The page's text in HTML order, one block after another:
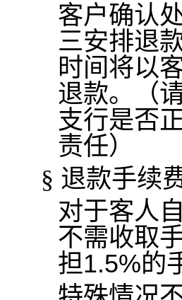
客户确认
三安排退
时间将以
退款。（
支行是否
责任）
§ 退款手续费
对于客人
不需收取
担1.5%的